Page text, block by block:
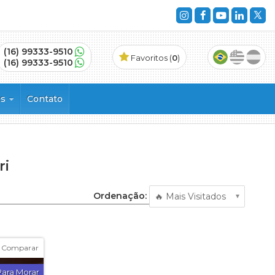
(16) 99333-9510
(16) 99333-9510
Favoritos (0)
Contato
Ordenação:
Morar